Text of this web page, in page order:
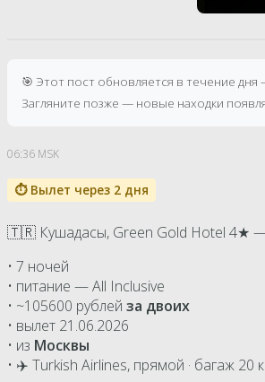
🎯 Этот пост обновляется в течение
Загляните позже — новые находки
06:36 MSK
⏱ Вылет через 2 дня
🇹🇷 Кушадасы, Green Gold Hotel 4★
• 7 ночей
• питание — All Inclusive
• ~105600 рублей за двоих
• вылет 21.06.2026
• из Москвы
• ✈️ Turkish Airlines, прямой · багаж 20